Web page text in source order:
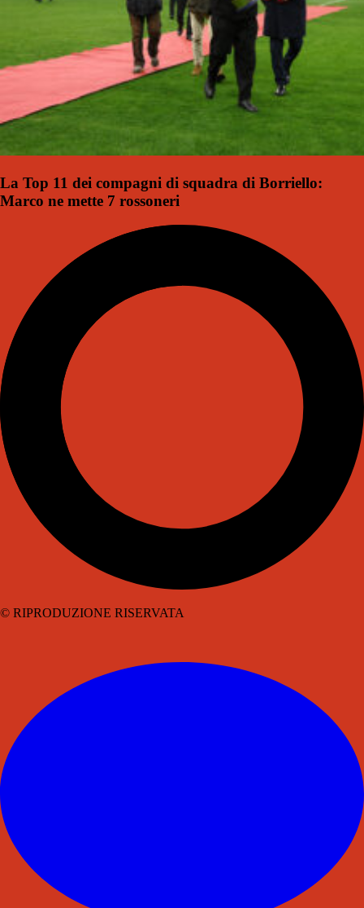
La Top 11 dei compagni di squadra di Borriello:
Marco ne mette 7 rossoneri
© RIPRODUZIONE RISERVATA